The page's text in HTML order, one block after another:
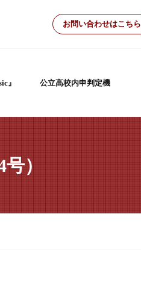
お問い合わせはこちら
』 公立高校内申判定機
号）